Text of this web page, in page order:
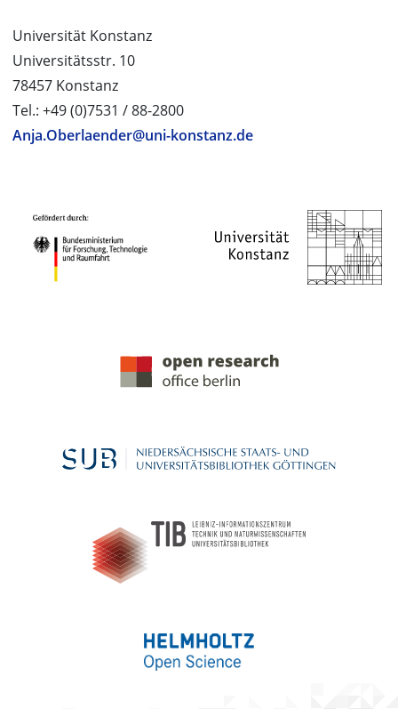
Universität Konstanz
Universitätsstr. 10
78457 Konstanz
Tel.: +49 (0)7531 / 88-2800
Anja.Oberlaender@uni-konstanz.de